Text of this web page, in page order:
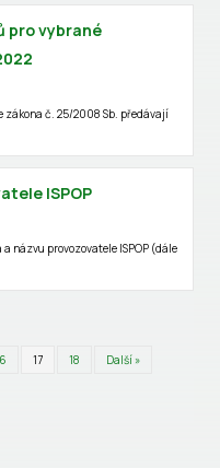
pro vybrané
zákona č. 25/2008 Sb. předávají
ISPOP
názvu provozovatele ISPOP (dále
17 18 Další »